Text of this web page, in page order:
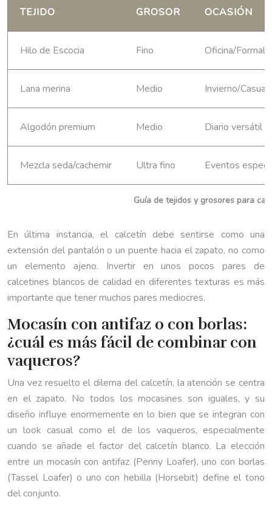
Guía de tejidos y grosores para
TEJIDO GROSOR OCASIÓN
Hilo de Escocia Fino Oficina/Formal
Lana merina Medio Invierno/
Algodón premium Medio Diario versátil
Mezcla seda/cachemir Ultra fino Eventos
En última instancia, el calcetín debe sentirse como una
extensión del pantalón o un puente hacia el zapato, no como
un elemento ajeno. Invertir en unos pocos pares de
calcetines blancos de calidad en diferentes texturas es más
importante que tener muchos pares mediocres.
Mocasín con antifaz o con borlas:
¿cuál es más fácil de combinar con
vaqueros?
Una vez resuelto el dilema del calcetín, la atención se centra
en el zapato. No todos los mocasines son iguales, y su
diseño influye enormemente en lo bien que se integran con
un look casual como el de los vaqueros, especialmente
cuando se añade el factor del calcetín blanco. La elección
entre un mocasín con antifaz (Penny Loafer), uno con borlas
(Tassel Loafer) o uno con hebilla (Horsebit) define el tono
del conjunto.